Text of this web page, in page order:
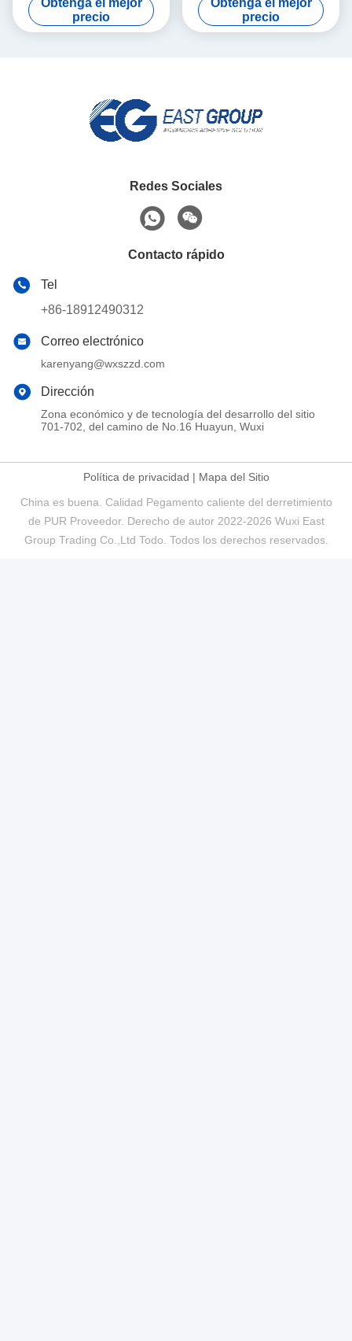
viscosidad de la tela 20kg
Obtenga el mejor
precio
pegamento para el sólido de
la tela 9009-54-5 blanco
Obtenga el mejor
precio
Redes Sociales
Contacto rápido
Tel
+86-18912490312
Correo electrónico
karenyang@wxszzd.com
Dirección
Zona económico y de tecnología del desarrollo del sitio
701-702, del camino de No.16 Huayun, Wuxi
Política de privacidad | Mapa del Sitio
China es buena. Calidad Pegamento caliente del derretimiento
de PUR Proveedor. Derecho de autor 2022-2026 Wuxi East
Group Trading Co.,Ltd Todo. Todos los derechos reservados.